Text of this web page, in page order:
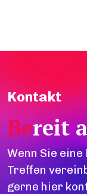
Kontakt
Bereit
Wenn Sie
Treffen
gerne hier